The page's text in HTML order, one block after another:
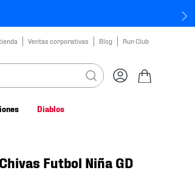
Ventas corporativas Blog Run Club
Diablos
Futbol Niña GD